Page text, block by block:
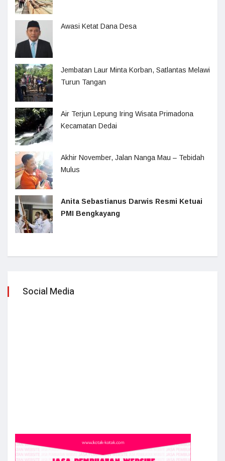
Awasi Ketat Dana Desa
Jembatan Laur Minta Korban, Satlantas Melawi
Turun Tangan
Air Terjun Lepung Iring Wisata Primadona
Kecamatan Dedai
Akhir November, Jalan Nanga Mau – Tebidah
Mulus
Anita Sebastianus Darwis Resmi Ketuai
PMI Bengkayang
Social Media